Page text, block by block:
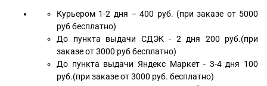
Курьером 1-2 дня – 400 руб. (при заказе от 5000
руб бесплатно)
До пункта выдачи СДЭК - 2 дня 200 руб.(при
заказе от 3000 руб бесплатно)
До пункта выдачи Яндекс Маркет - 3-4 дня 100
руб.(при заказе от 3000 руб. бесплатно)